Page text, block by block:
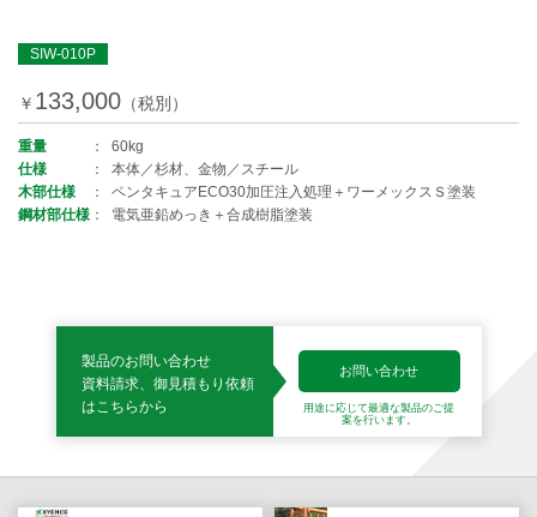
SIW-010P
￥ 133,000 （税別）
重量
60kg
仕様
本体／杉材、金物／スチール
木部仕様
ペンタキュアECO30加圧注入処理＋ワーメックスＳ塗装
鋼材部仕様
電気亜鉛めっき＋合成樹脂塗装
製品のお問い合わせ
資料請求、御見積もり依頼
はこちらから
お問い合わせ
用途に応じて最適な製品の ご提
案を行います。